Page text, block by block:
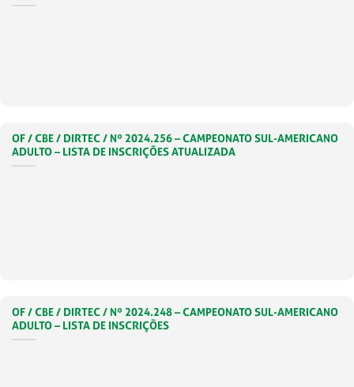
OF / CBE / DIRTEC / Nº 2024.256 – CAMPEONATO SUL-AMERICANO
ADULTO – LISTA DE INSCRIÇÕES ATUALIZADA
OF / CBE / DIRTEC / Nº 2024.248 – CAMPEONATO SUL-AMERICANO
ADULTO – LISTA DE INSCRIÇÕES